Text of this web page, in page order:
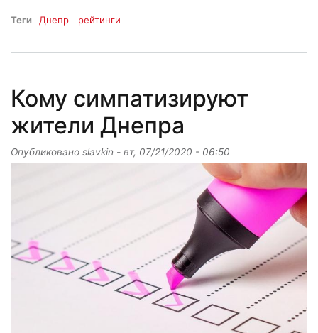
Теги Днепр рейтинги
Кому симпатизируют
жители Днепра
Опубликовано slavkin - вт, 07/21/2020 - 06:50